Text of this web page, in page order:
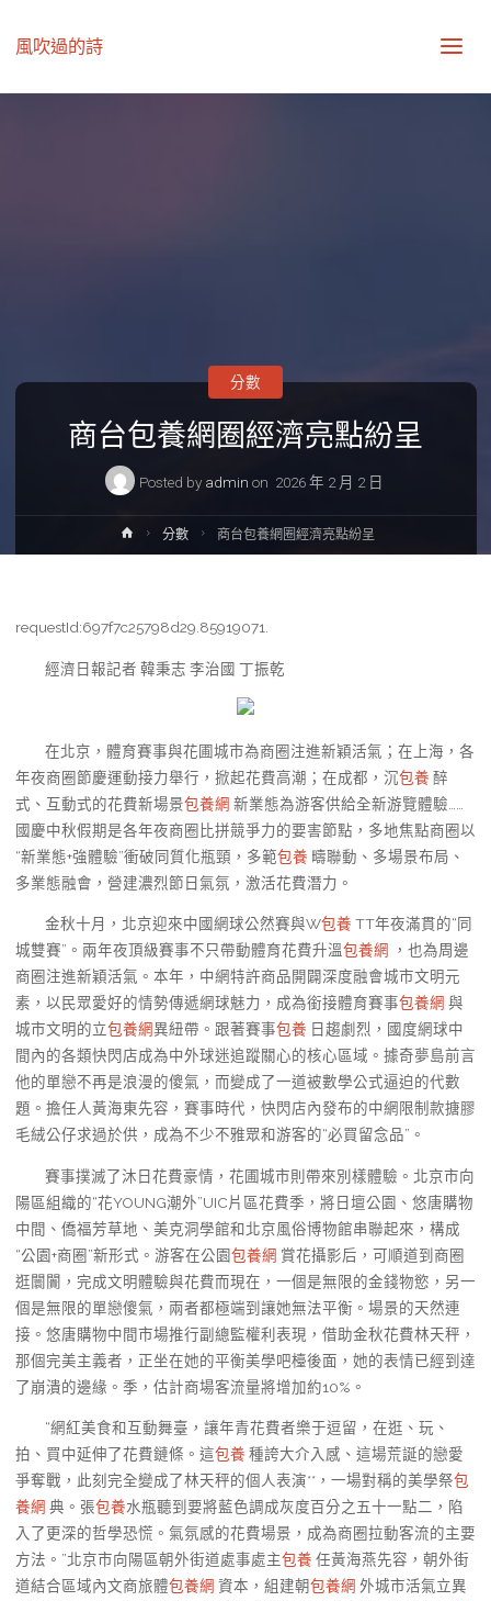
風吹過的詩
商台包養網圈經濟亮點紛呈
Posted by admin on 2026 年 2 月 2 日
分數
Home分數 商台包養網圈經濟亮點紛呈
requestId:697f7c25798d29.85919071.
經濟日報記者 韓秉志 李治國 丁振乾
在北京，體育賽事與花圃城市為商圈注進新穎活氣；在上海，各
年夜商圈節慶運動接力舉行，掀起花費高潮；在成都，沉包養 醉
式、互動式的花費新場景包養網 新業態為游客供給全新游覽體驗……
國慶中秋假期是各年夜商圈比拼競爭力的要害節點，多地焦點商圈以
“新業態+強體驗”衝破同質化瓶頸，多範包養 疇聯動、多場景布局、
多業態融會，營建濃烈節日氣氛，激活花費潛力。
金秋十月，北京迎來中國網球公然賽與W包養 TT年夜滿貫的“同
城雙賽”。兩年夜頂級賽事不只帶動體育花費升溫包養網 ，也為周邊
商圈注進新穎活氣。本年，中網特許商品開闢深度融會城市文明元
素，以民眾愛好的情勢傳遞網球魅力，成為銜接體育賽事包養網 與
城市文明的立包養網異紐帶。跟著賽事包養 日趨劇烈，國度網球中
間內的各類快閃店成為中外球迷追蹤關心的核心區域。據奇夢島前言
他的單戀不再是浪漫的傻氣，而變成了一道被數學公式逼迫的代數
題。擔任人黃海東先容，賽事時代，快閃店內發布的中網限制款搪膠
毛絨公仔求過於供，成為不少不雅眾和游客的“必買留念品”。
賽事撲滅了沐日花費豪情，花圃城市則帶來別樣體驗。北京市向
陽區組織的“花YOUNG潮外”UIC片區花費季，將日壇公園、悠唐購物
中間、僑福芳草地、美克洞學館和北京風俗博物館串聯起來，構成
“公園+商圈”新形式。游客在公園包養網 賞花攝影后，可順道到商圈
逛闤闠，完成文明體驗與花費而現在，一個是無限的金錢物慾，另一
個是無限的單戀傻氣，兩者都極端到讓她無法平衡。場景的天然連
接。悠唐購物中間市場推行副總監權利表現，借助金秋花費林天秤，
那個完美主義者，正坐在她的平衡美學吧檯後面，她的表情已經到達
了崩潰的邊緣。季，估計商場客流量將增加約10%。
“網紅美食和互動舞臺，讓年青花費者樂于逗留，在逛、玩、
拍、買中延伸了花費鏈條。這包養 種誇大介入感、這場荒誕的戀愛
爭奪戰，此刻完全變成了林天秤的個人表演**，一場對稱的美學祭包
養網 典。張包養水瓶聽到要將藍色調成灰度百分之五十一點二，陷
入了更深的哲學恐慌。氣氛感的花費場景，成為商圈拉動客流的主要
方法。”北京市向陽區朝外街道處事處主包養 任黃海燕先容，朝外街
道結合區域內文商旅體包養網 資本，組建朝包養網 外城市活氣立異